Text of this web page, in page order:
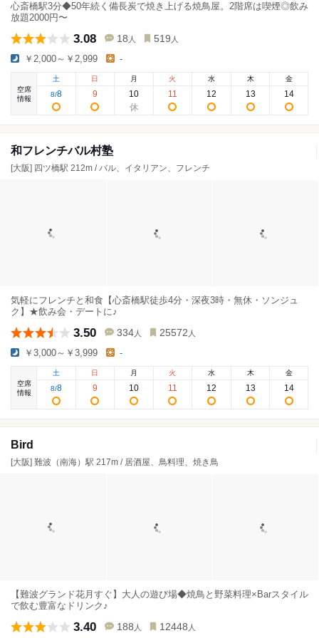
心斎橋駅3分◆50年続く備長炭で焼き上げる焼鳥屋。2階席は喫煙◎飲み
放題2000円〜
3.08 18 人 519 人
￥2,000～￥2,999 -
空席
情報
土
8/8
日
9
月
10
火
11
水
12
木
13
金
14
和フレンチバル村塾
[大阪] 四ツ橋駅 212m / バル、イタリアン、フレンチ
気軽にフレンチと和食【心斎橋駅徒歩4分・深夜3時・無休・ソンジュ
ク】★飲み会・デートに♪
3.50 334 人 25572 人
￥3,000～￥3,999 -
空席
情報
土
8/8
日
9
月
10
火
11
水
12
木
13
金
14
Bird
[大阪] 難波（南海）駅 217m / 居酒屋、鳥料理、焼き鳥
【難波グランド花月すぐ】大人の遊び場◆焼鳥と野菜料理×Barスタイル
で飲む豊富なドリンク♪
3.40 188 人 12448 人